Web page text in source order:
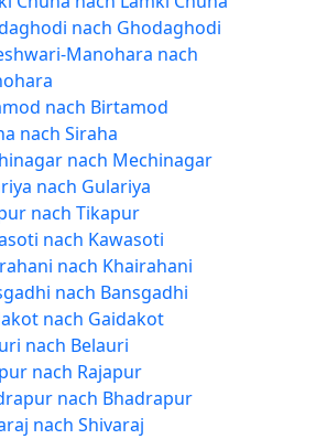
nach Ghodaghodi
Manohara nach
nach Birtamod
nach Siraha
nach Mechinagar
nach Gulariya
nach Tikapur
nach Kawasoti
nach Khairahani
nach Bansgadhi
nach Gaidakot
nach Belauri
nach Rajapur
nach Bhadrapur
nach Shivaraj